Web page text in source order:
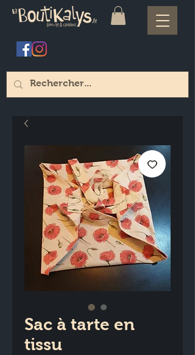
Sac à tarte en
tissu